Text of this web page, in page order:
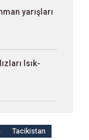
yarışları
Isık-
Tacikistan